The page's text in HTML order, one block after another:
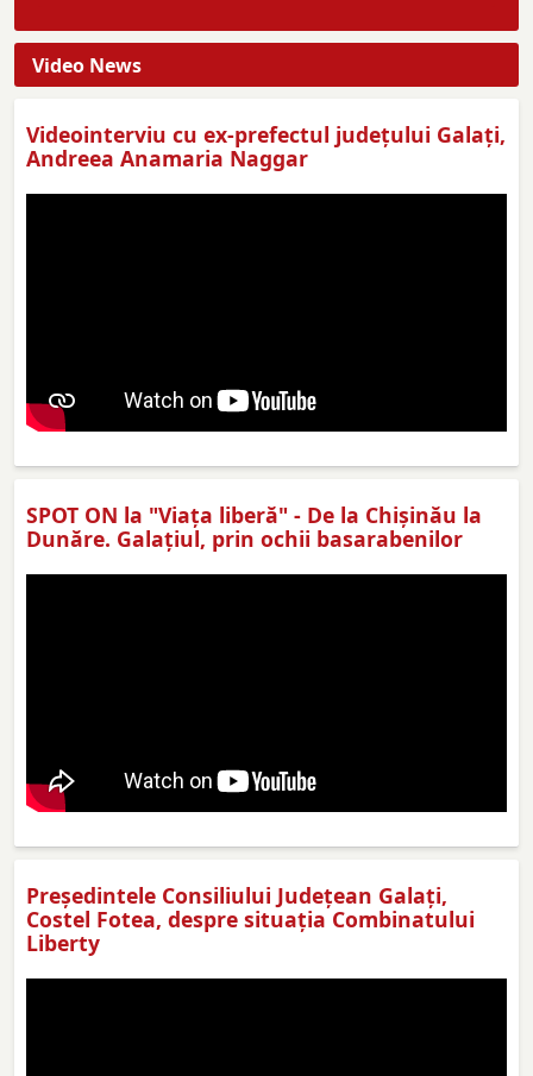
Video News
Videointerviu cu ex-prefectul judeţului Galaţi,
Andreea Anamaria Naggar
SPOT ON la "Viaţa liberă" - De la Chișinău la
Dunăre. Galațiul, prin ochii basarabenilor
Preşedintele Consiliului Judeţean Galaţi,
Costel Fotea, despre situaţia Combinatului
Liberty